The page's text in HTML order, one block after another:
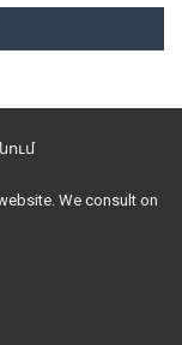
We consult on